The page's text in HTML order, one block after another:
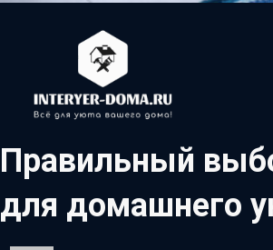
Правильный
для домашнего